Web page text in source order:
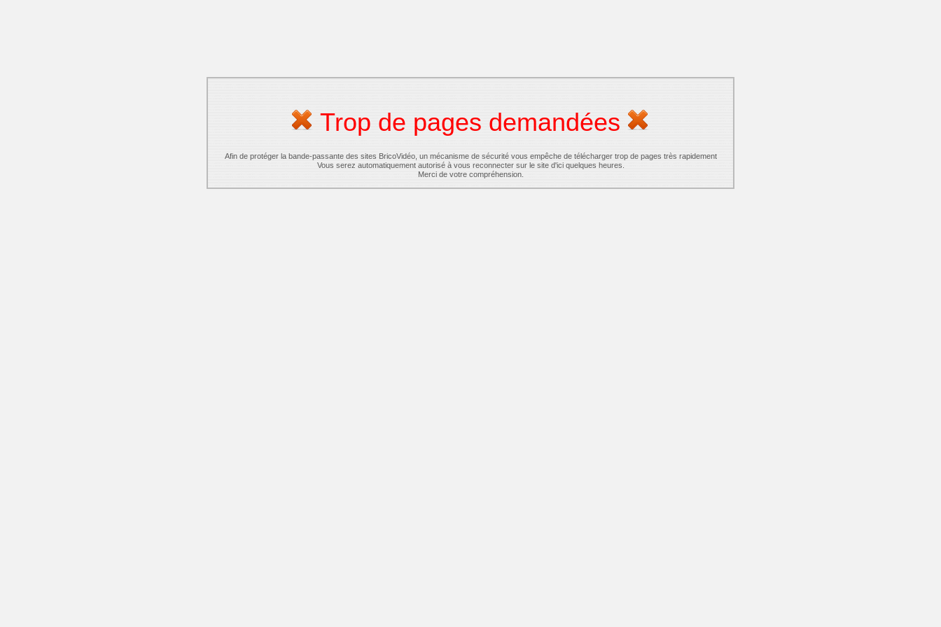
Trop de pages demandées
Afin de protéger la bande-passante des sites BricoVidéo, un mécanisme de sécurité vous empêche de télécharger trop de pages très rapidement
Vous serez automatiquement autorisé à vous reconnecter sur le site d'ici quelques heures.
Merci de votre compréhension.